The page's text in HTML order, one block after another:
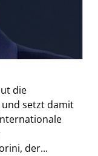
die
und setzt damit
der...